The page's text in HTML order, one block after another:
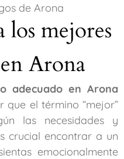
de Arona
mejores
Arona
adecuado en Arona
que el término “mejor”
las necesidades y
crucial encontrar a un
emocionalmente